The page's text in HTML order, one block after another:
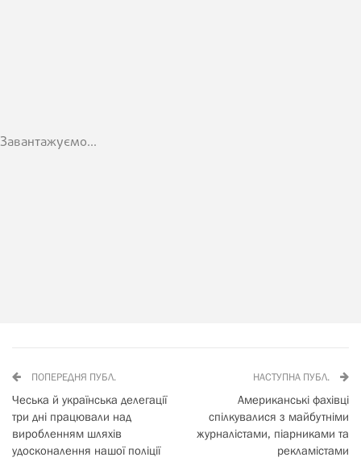
Завантажуємо...
ПОПЕРЕДНЯ ПУБЛ.
Чеська й українська делегації
три дні працювали над
виробленням шляхів
удосконалення нашої поліції
НАСТУПНА ПУБЛ.
Американські фахівці
спілкувалися з майбутніми
журналістами, піарниками та
рекламістами